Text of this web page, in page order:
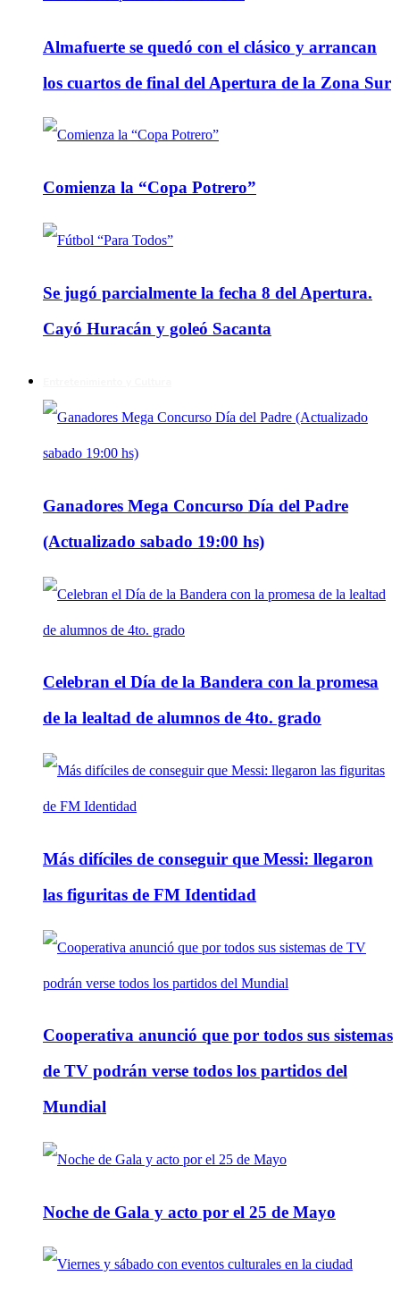
Almafuerte se quedó con el clásico y arrancan
los cuartos de final del Apertura de la Zona Sur
Comienza la “Copa Potrero”
Se jugó parcialmente la fecha 8 del Apertura.
Cayó Huracán y goleó Sacanta
Ganadores Mega Concurso Día del Padre
(Actualizado sabado 19:00 hs)
Celebran el Día de la Bandera con la promesa
de la lealtad de alumnos de 4to. grado
Más difíciles de conseguir que Messi: llegaron
las figuritas de FM Identidad
Cooperativa anunció que por todos sus sistemas
de TV podrán verse todos los partidos del
Mundial
Noche de Gala y acto por el 25 de Mayo